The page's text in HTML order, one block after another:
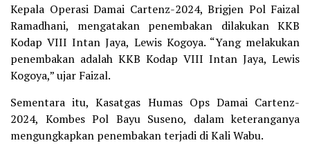
Kepala Operasi Damai Cartenz-2024, Brigjen Pol Faizal
Ramadhani, mengatakan penembakan dilakukan KKB
Kodap VIII Intan Jaya, Lewis Kogoya. “Yang melakukan
penembakan adalah KKB Kodap VIII Intan Jaya, Lewis
Kogoya,” ujar Faizal.
Sementara itu, Kasatgas Humas Ops Damai Cartenz-
2024, Kombes Pol Bayu Suseno, dalam keteranganya
mengungkapkan penembakan terjadi di Kali Wabu.